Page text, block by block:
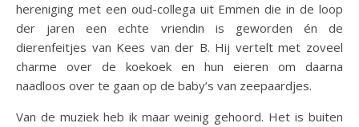
hereniging met een oud-collega uit Emmen die in de loop
der jaren een echte vriendin is geworden én de
dierenfeitjes van Kees van der B. Hij vertelt met zoveel
charme over de koekoek en hun eieren om daarna
naadloos over te gaan op de baby’s van zeepaardjes.
Van de muziek heb ik maar weinig gehoord. Het is buiten